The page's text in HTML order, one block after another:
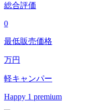
総合評価
0
最低販売価格
万円
軽キャンパー
Happy 1 premium